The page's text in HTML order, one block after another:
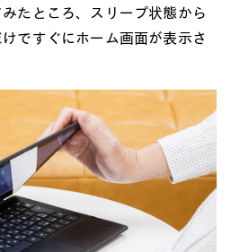
たところ、スリープ状態から
ですぐにホーム画面が表示さ